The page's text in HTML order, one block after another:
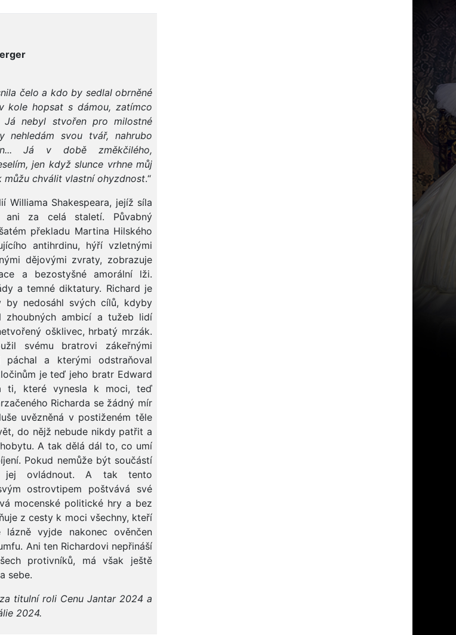
čelo a kdo by sedlal obrněné
kole hopsat s dámou, zatímco
nebyl stvořen pro milostné
nehledám svou tvář, nahrubo
Já v době změkčilého,
jen když slunce vrhne můj
můžu chválit vlastní ohyzdnost.“
Williama Shakespeara, jejíž síla
za celá staletí. Půvabný
překladu Martina Hilského
antihrdinu, hýří vzletnými
dějovými zvraty, zobrazuje
a bezostyšné amorální lži.
a temné diktatury. Richard je
by nedosáhl svých cílů, kdyby
zhoubných ambicí a tužeb lidí
ošklivec, hrbatý mrzák.
svému bratrovi zákeřnými
a kterými odstraňoval
je teď jeho bratr Edward
ti, které vynesla k moci, teď
Richarda se žádný mír
uvězněná v postiženém těle
do nějž nebude nikdy patřit a
A tak dělá dál to, co umí
Pokud nemůže být součástí
jej ovládnout. A tak tento
ostrovtipem poštvává své
mocenské politické hry a bez
z cesty k moci všechny, kteří
vyjde nakonec ověnčen
Ani ten Richardovi nepřináší
protivníků, má však ještě
sebe.
za titulní roli Cenu Jantar 2024 a
2024.